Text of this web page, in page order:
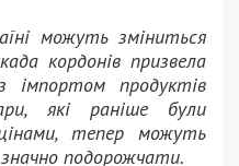
можуть зміниться
кордонів призвела
імпортом продуктів
які раніше були
тепер можуть
подорожчати.